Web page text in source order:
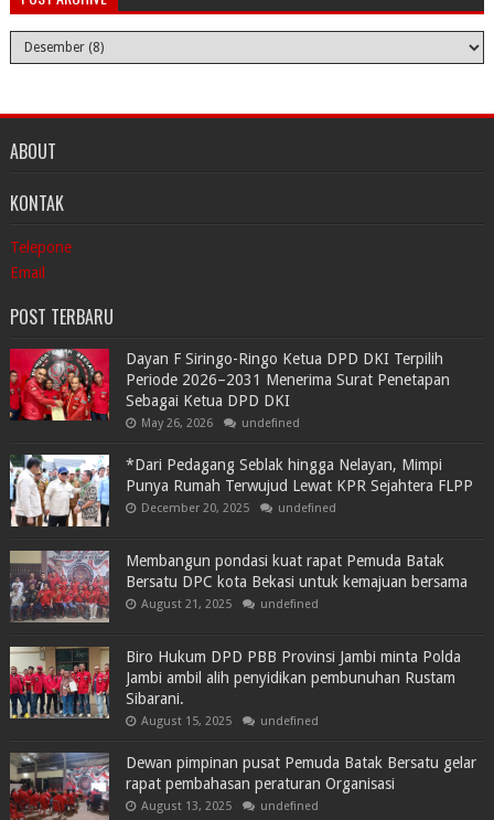
ABOUT
KONTAK
Telepone
Email
POST TERBARU
Dayan F Siringo-Ringo Ketua DPD DKI Terpilih
Periode 2026–2031 Menerima Surat Penetapan
Sebagai Ketua DPD DKI
May 26, 2026 undefined
*Dari Pedagang Seblak hingga Nelayan, Mimpi
Punya Rumah Terwujud Lewat KPR Sejahtera FLPP
December 20, 2025 undefined
Membangun pondasi kuat rapat Pemuda Batak
Bersatu DPC kota Bekasi untuk kemajuan bersama
August 21, 2025 undefined
Biro Hukum DPD PBB Provinsi Jambi minta Polda
Jambi ambil alih penyidikan pembunuhan Rustam
Sibarani.
August 15, 2025 undefined
Dewan pimpinan pusat Pemuda Batak Bersatu gelar
rapat pembahasan peraturan Organisasi
August 13, 2025 undefined